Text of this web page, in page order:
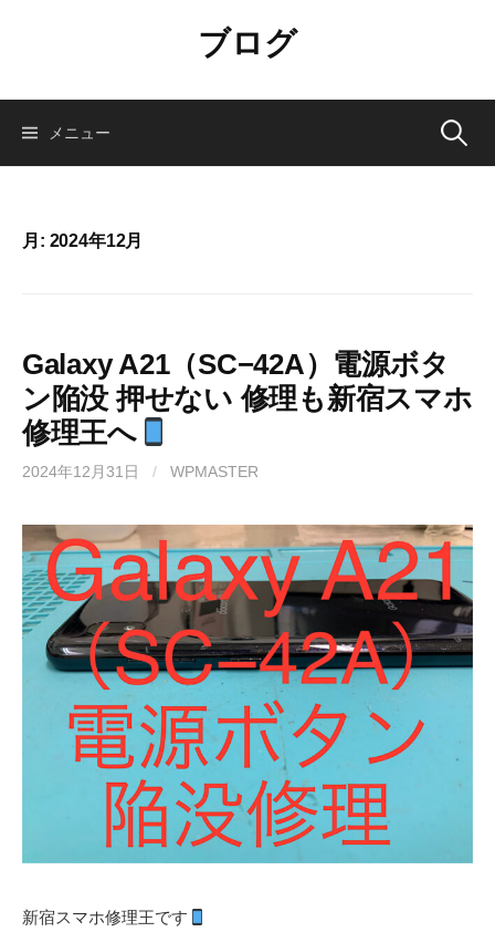
ン
ブログ
メニュー 検
月: 2024年12月
Galaxy A21（SC−42A）電源ボタ
ン陥没 押せない 修理も新宿スマホ
修理王へ
2024年12月31日 / WPMASTER
新宿スマホ修理王です